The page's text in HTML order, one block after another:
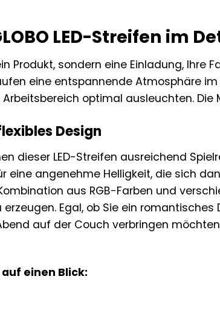
LED-Streifen im
Produkt, sondern eine Einladung, Ihre
eine entspannende Atmosphäre
optimal ausleuchten. Die
Design
dieser LED-Streifen ausreichend
eine angenehme Helligkeit, die sich
aus RGB-Farben und
Egal, ob Sie ein romantisches
auf der Couch verbringen möchten
einen Blick: